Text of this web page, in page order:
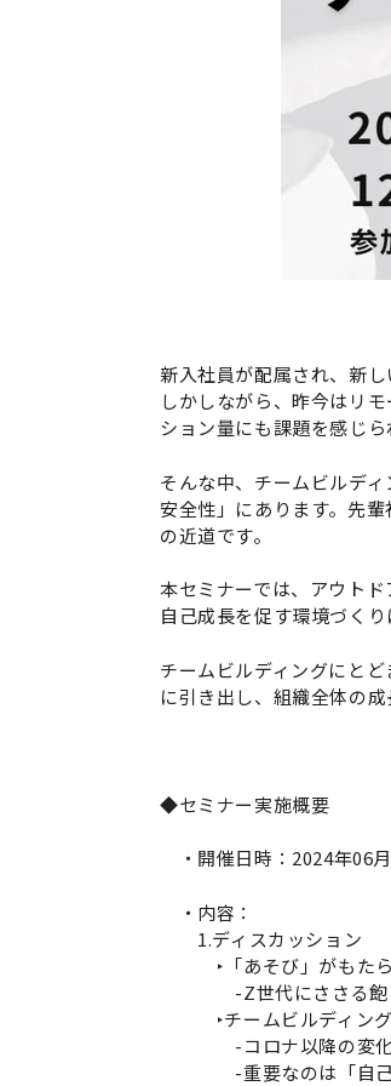
新入社員が配属され、新
しかしながら、昨今はリ
ション量にも課題を感じ
そんな中、チームビルデ
安全性」にあります。先
の近道です。
本セミナーでは、アウト
自己成長を促す環境づく
チームビルディングにと
に引き出し、組織全体の
◆セミナー実施概要
・開催日時：2024年06
・内容：
1.ディスカッション
‣「あそび」がもたら
-Z世代にささる飽き
‣チームビルディング
-コロナ以降の変化（
-重要なのは「自己開